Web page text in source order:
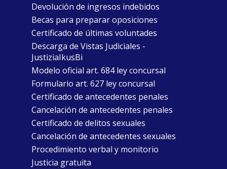
Devolución de ingresos indebidos
Becas para preparar oposiciones
Certificado de últimas voluntades
Descarga de Vistas Judiciales -
JustiziaIkusBi
Modelo oficial art. 684 ley concursal
Formulario art. 627 ley concursal
Certificado de antecedentes penales
Cancelación de antecedentes penales
Certificado de delitos sexuales
Cancelación de antecedentes sexuales
Procedimiento verbal y monitorio
Justicia gratuita